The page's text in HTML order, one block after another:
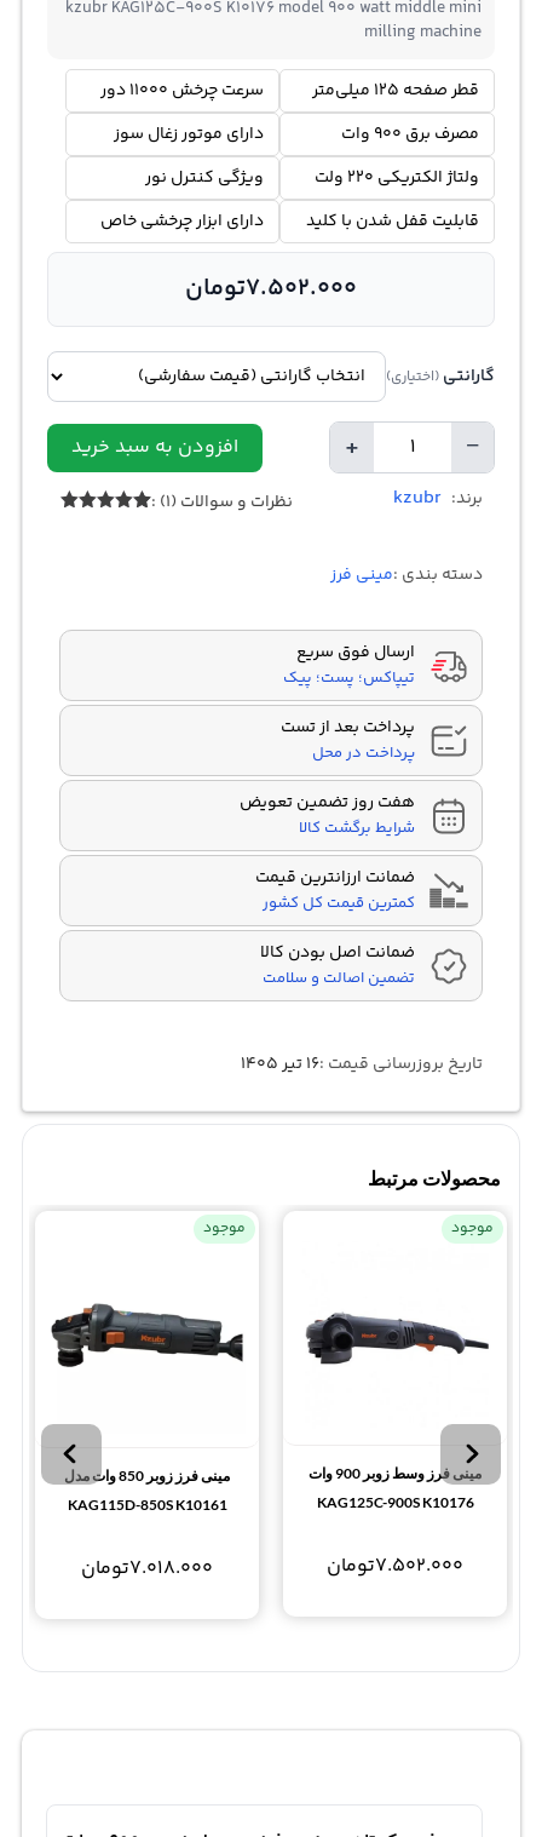
kzubr KAG125C-900S K10176 model 900 watt middle mini
milling machine
قطر صفحه 125 میلی‌متر
سرعت چرخش 11000 دور
مصرف برق 900 وات
دارای موتور زغال سوز
ولتاژ الکتریکی 220 ولت
ویژگی کنترل نور
قابلیت قفل شدن با کلید
دارای ابزار چرخشی خاص
7.502.000تومان
گارانتی (اختیاری)
−
تعداد + افزودن به سبد خرید
برند: kzubr نظرات و سوالات (1) :
دسته بندی :مینی فرز
ارسال فوق سریع
تیپاکس؛ پست؛ پیک
پرداخت بعد از تست
پرداخت در محل
هفت روز تضمین تعویض
شرایط برگشت کالا
ضمانت ارزانترین قیمت
کمترین قیمت کل کشور
ضمانت اصل بودن کالا
تضمین اصالت و سلامت
تاریخ بروزرسانی قیمت :۱۶ تیر ۱۴۰۵
محصولات مرتبط
موجود
مینی فرز وسط زوبر 900 وات
KAG125C-900S K10176
7.502.000تومان
موجود
مینی فرز زوبر 850 وات مدل
KAG115D-850S K10161
7.018.000تومان